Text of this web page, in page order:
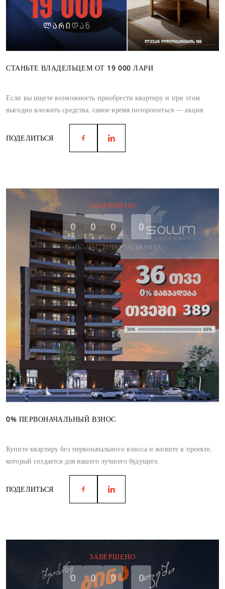
СТАНЬТЕ ВЛАДЕЛЬЦЕМ ОТ 19 000 ЛАРИ
Если вы ищете возможность приобрести квартиру и при этом
выгодно вложить средства, самое время поторопиться — акция
ПОДЕЛИТЬСЯ
ЗАВЕРШЕНО
0
ДЕНЬ
0
ЧАС
0
МИНУТА
0
СЕКУНДА
0% ПЕРВОНАЧАЛЬНЫЙ ВЗНОС
Купите квартиру без первоначального взноса и живите в проекте,
который создается для вашего лучшего будущего.
ПОДЕЛИТЬСЯ
ЗАВЕРШЕНО
0 0 0 0